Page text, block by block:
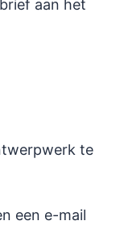
aan het
te
een e-mail